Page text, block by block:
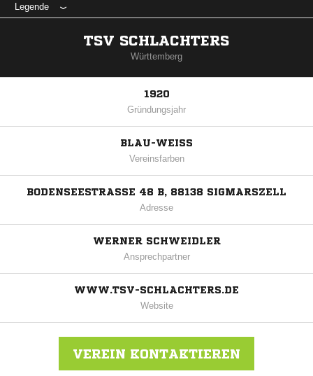
Legende
TSV SCHLACHTERS
Württemberg
1920
Gründungsjahr
BLAU-WEISS
Vereinsfarben
BODENSEESTRASSE 48 B, 88138 SIGMARSZELL
Adresse
WERNER SCHWEIDLER
Ansprechpartner
WWW.TSV-SCHLACHTERS.DE
Website
VEREIN KONTAKTIEREN